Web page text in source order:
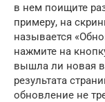
в нем поищите
примеру, на
называется
нажмите на
вышла ли новая
результата
обновление не